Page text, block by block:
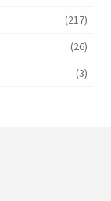
(217)
(26)
(3)